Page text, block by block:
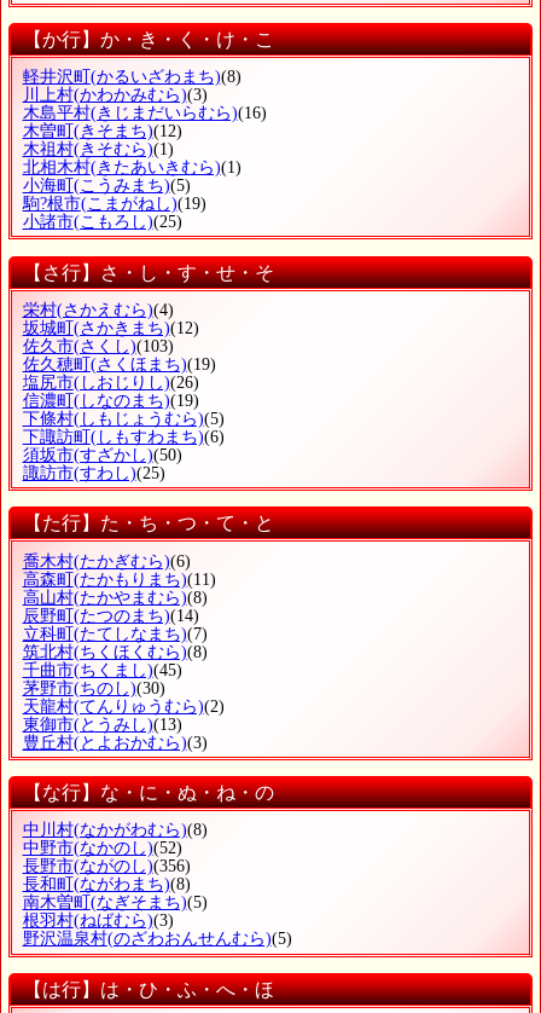
【か行】か・き・く・け・こ
軽井沢町 (かるいざわまち)(8)
川上村(かわかみむら)(3)
木島平村(きじまだいらむら)(16)
木曽町 (きそまち)(12)
木祖村(きそむら)(1)
北相木村(きたあいきむら)(1)
小海町 (こうみまち)(5)
駒?根市(こまがねし)(19)
小諸市(こもろし)(25)
【さ行】さ・し・す・せ・そ
栄村(さかえむら)(4)
坂城町 (さかきまち)(12)
佐久市(さくし)(103)
佐久穂町 (さくほまち)(19)
塩尻市(しおじりし)(26)
信濃町 (しなのまち)(19)
下條村(しもじょうむら)(5)
下諏訪町 (しもすわまち)(6)
須坂市(すざかし)(50)
諏訪市(すわし)(25)
【た行】た・ち・つ・て・と
喬木村(たかぎむら)(6)
高森町(たかもりまち)(11)
高山村(たかやまむら)(8)
辰野町(たつのまち)(14)
立科町(たてしなまち)(7)
筑北村(ちくほくむら)(8)
千曲市(ちくまし)(45)
茅野市(ちのし)(30)
天龍村(てんりゅうむら)(2)
東御市(とうみし)(13)
豊丘村(とよおかむら)(3)
【な行】な・に・ぬ・ね・の
中川村(なかがわむら)(8)
中野市(なかのし)(52)
長野市(ながのし)(356)
長和町 (ながわまち)(8)
南木曽町 (なぎそまち)(5)
根羽村(ねばむら)(3)
野沢温泉村(のざわおんせんむら)(5)
【は行】は・ひ・ふ・へ・ほ